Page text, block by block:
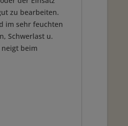
zu bearbeiten.
im sehr feuchten
Schwerlast u.
beim